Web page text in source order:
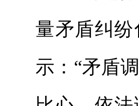
量矛盾纠
示：“矛盾